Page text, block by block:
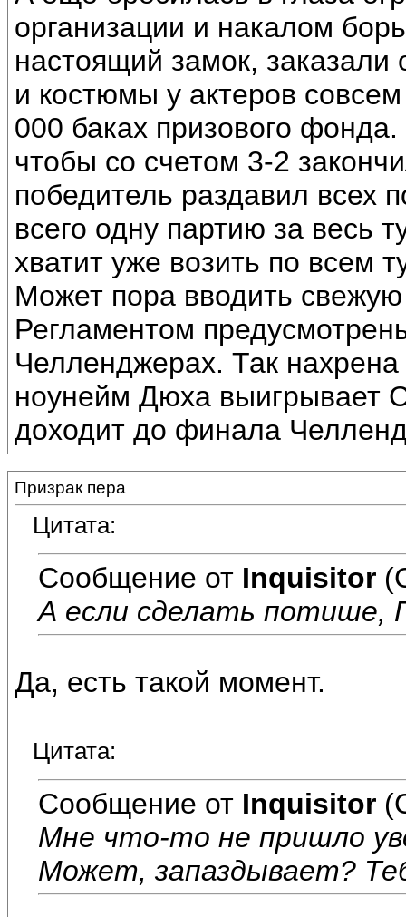
организации и накалом
настоящий замок,
и костюмы у актеров
000 баках призового
чтобы со счетом 3-2
победитель раздавил всех
всего одну партию за весь
хватит уже возить по всем
Может пора вводить
Регламентом
Челленджерах. Так
ноунейм Дюха выигрывает
доходит до финала
Призрак пера
Цитата:
Сообщение от Inquisitor
А если сделать потише,
Да, есть такой момент.
Цитата:
Сообщение от Inquisitor
Мне что-то не пришло
Может, запаздывает?